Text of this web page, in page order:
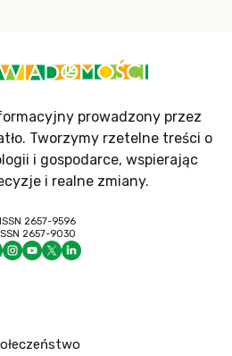
prowadzony przez
Tworzymy rzetelne treści o
i gospodarce, wspierając
i realne zmiany.
2657-9596
2657-9030